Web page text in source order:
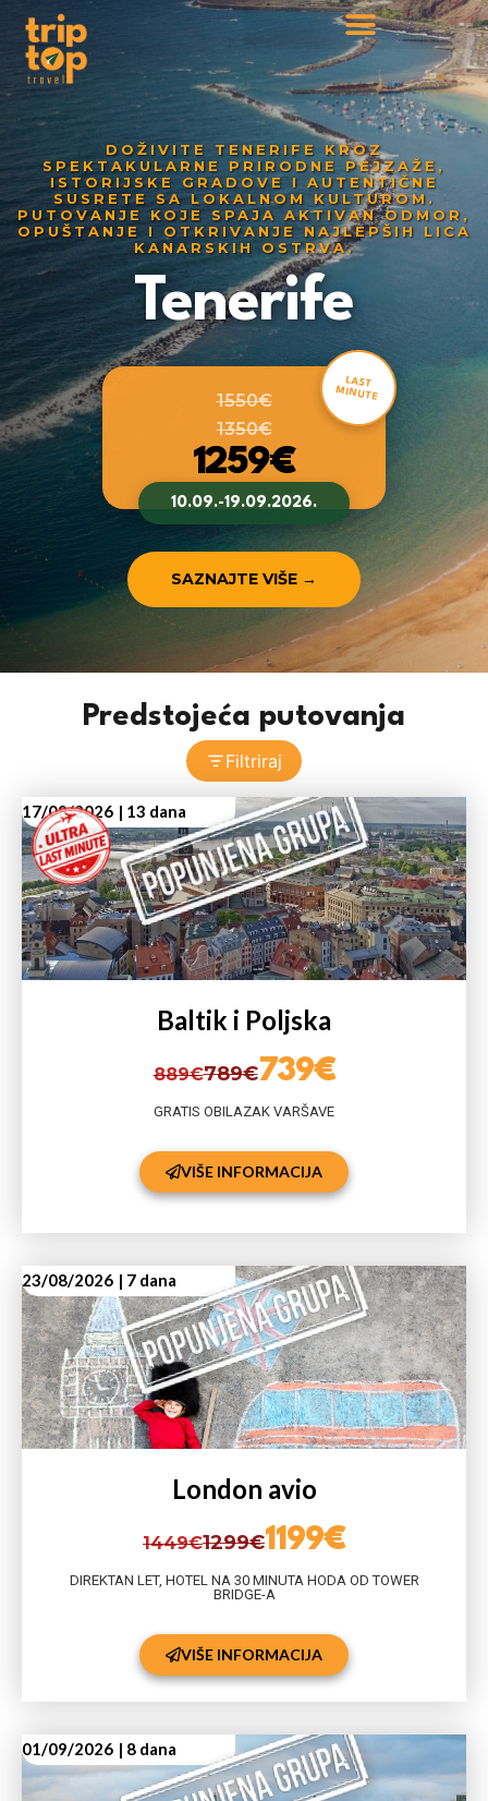
DOŽIVITE TENERIFE KROZ
SPEKTAKULARNE PRIRODNE PEJZAŽE,
ISTORIJSKE GRADOVE I AUTENTIČNE
SUSRETE SA LOKALNOM KULTUROM.
PUTOVANJE KOJE SPAJA AKTIVAN ODMOR,
OPUŠTANJE I OTKRIVANJE NAJLEPŠIH LICA
KANARSKIH OSTRVA.
Tenerife
SAZNAJTE VIŠE →
10.09.-19.09.2026.
LAST
MINUTE
1550€
1350€
1259€
Predstojeća putovanja
Filtriraj
17/08/2026 | 13 dana
Baltik i Poljska
889€789€739€
GRATIS OBILAZAK VARŠAVE
VIŠE INFORMACIJA
23/08/2026 | 7 dana
London avio
1449€1299€1199€
DIREKTAN LET, HOTEL NA 30 MINUTA HODA OD TOWER
BRIDGE-A
VIŠE INFORMACIJA
01/09/2026 | 8 dana